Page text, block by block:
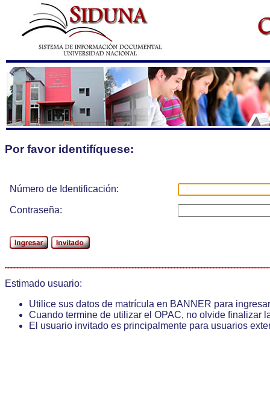
Por favor identifíquese:
Número de Identificación:
Contraseña:
Estimado usuario:
Utilice sus datos de matrícula en BANNER para ingresar
Cuando termine de utilizar el OPAC, no olvide finalizar
El usuario invitado es principalmente para usuarios